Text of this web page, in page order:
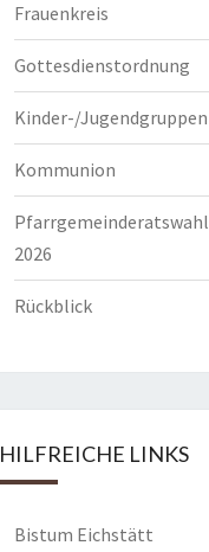
Frauenkreis
Gottesdienstordnung
Kinder-/Jugendgruppen
Kommunion
Pfarrgemeinderatswahl
2026
Rückblick
HILFREICHE LINKS
Bistum Eichstätt